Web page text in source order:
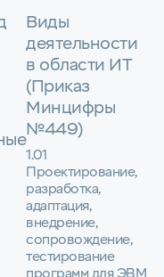
Виды
деятельности
в области ИТ
(Приказ
Минцифры
№449)
1.01
Проектирование,
разработка,
адаптация,
внедрение,
сопровождение,
тестирование
программ для ЭВМ